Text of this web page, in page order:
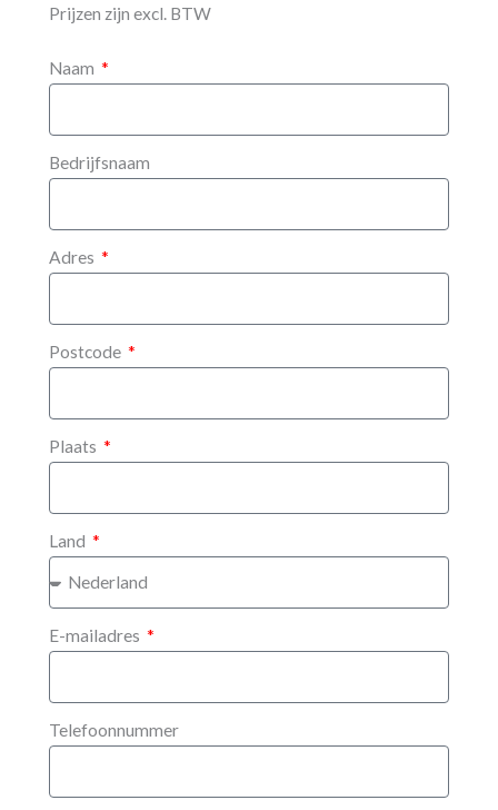
Prijzen zijn excl. BTW
Naam
Bedrijfsnaam
Adres
Postcode
Plaats
Land
E-mailadres
Telefoonnummer